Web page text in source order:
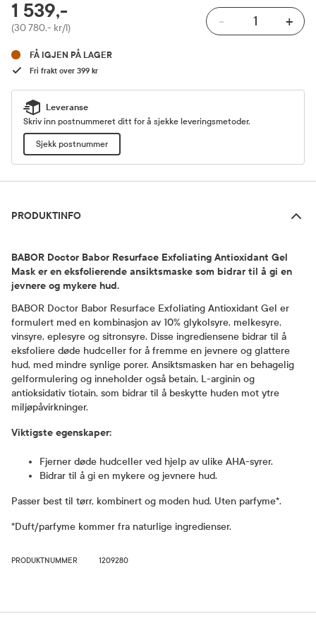
RABATTPROSENT
Pris
1 539,-
(30 780,- kr/l) - +
FÅ IGJEN PÅ LAGER
Fri frakt over 399 kr
Leveranse
Skriv inn postnummeret ditt for å sjekke leveringsmetoder.
Sjekk postnummer
PRODUKTINFO
BABOR Doctor Babor Resurface Exfoliating Antioxidant Gel
Mask er en eksfolierende ansiktsmaske som bidrar til å gi en
jevnere og mykere hud.
BABOR Doctor Babor Resurface Exfoliating Antioxidant Gel er
formulert med en kombinasjon av 10% glykolsyre, melkesyre,
vinsyre, eplesyre og sitronsyre. Disse ingrediensene bidrar til å
eksfoliere døde hudceller for å fremme en jevnere og glattere
hud, med mindre synlige porer. Ansiktsmasken har en behagelig
gelformulering og inneholder også betain, L-arginin og
antioksidativ tiotain, som bidrar til å beskytte huden mot ytre
miljøpåvirkninger.
Viktigste egenskaper:
Fjerner døde hudceller ved hjelp av ulike AHA-syrer.
Bidrar til å gi en mykere og jevnere hud.
Passer best til tørr, kombinert og moden hud. Uten parfyme*.
*Duft/parfyme kommer fra naturlige ingredienser.
PRODUKTNUMMER 1209280